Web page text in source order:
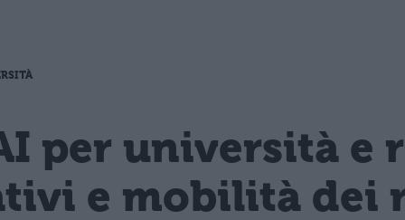
per università e
e mobilità dei